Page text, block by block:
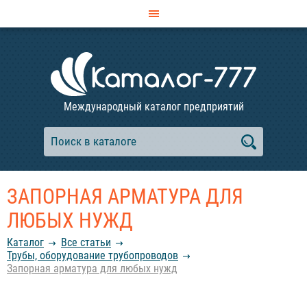
Международный каталог предприятий
ЗАПОРНАЯ АРМАТУРА ДЛЯ
ЛЮБЫХ НУЖД
Каталог
Все статьи
Трубы, оборудование трубопроводов
Запорная арматура для любых нужд